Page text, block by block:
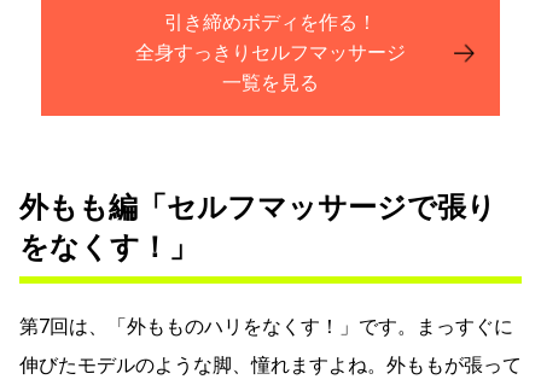
引き締めボディを作る！
全身すっきりセルフマッサージ
一覧を見る
外もも編「セルフマッサージで張り
をなくす！」
第7回は、「外もものハリをなくす！」です。まっすぐに
伸びたモデルのような脚、憧れますよね。外ももが張って